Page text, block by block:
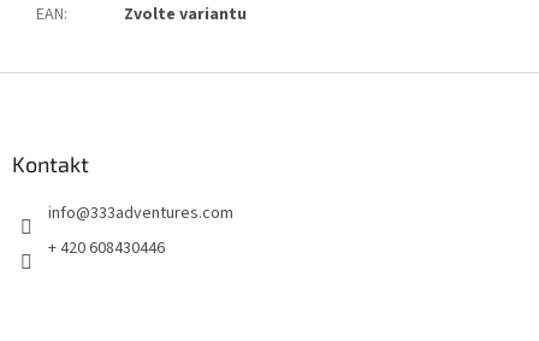
EAN: Zvolte variantu
Kontakt
info@333adventures.com
+ 420 608430446